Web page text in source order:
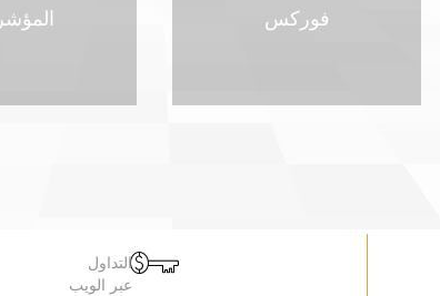
فوركس
التداول
عبر الويب